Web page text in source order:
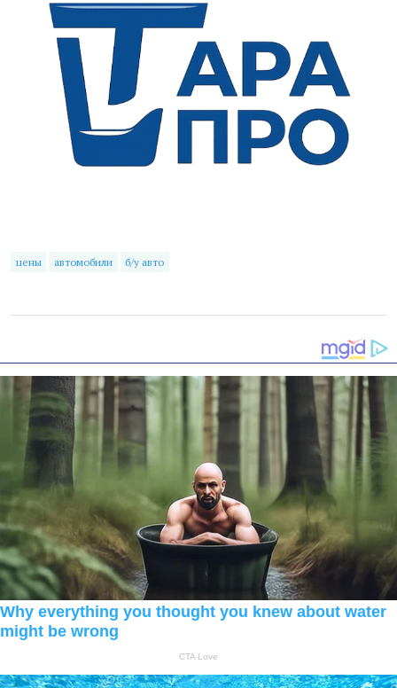
цены автомобили б/у авто